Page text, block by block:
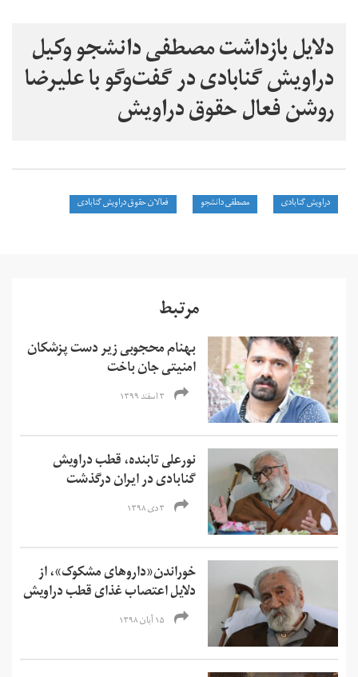
دلایل بازداشت مصطفی دانشجو وکیل
دراویش گنابادی در گفت‌و‌گو با علیرضا
روشن فعال حقوق دراویش
دراویش گنابادی مصطفی دانشجو فعالان حقوق دراویش گنابادی
مرتبط
بهنام محجوبی زیر دست پزشکان
امنیتی جان باخت
۳ اسفند ۱۳۹۹
نورعلی تابنده، قطب دراویش
گنابادی در ایران درگذشت
۳ دی ۱۳۹۸
خوراندن«داروهای مشکوک»، از
دلایل اعتصاب غذای قطب دراویش
۱۵ آبان ۱۳۹۸